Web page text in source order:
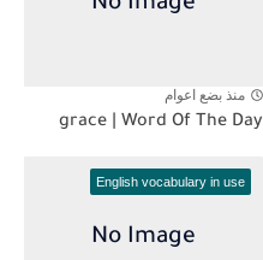
منذ بضع اعوام
grace | Word Of The Day
English vocabulary in use